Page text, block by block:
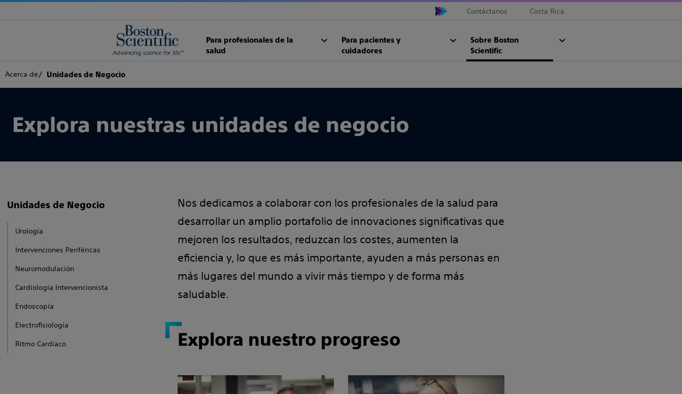
Contáctanos Costa Rica
Para profesionales de la
salud
Para pacientes y
cuidadores
Sobre Boston
Scientific
Acerca de Unidades de Negocio
Explora nuestras unidades de negocio
Unidades de Negocio
Urología
Intervenciones Periféricas
Neuromodulación
Cardiología Intervencionista
Endoscopía
Electrofisiología
Ritmo Cardíaco
Nos dedicamos a colaborar con los profesionales de la salud para
desarrollar un amplio portafolio de innovaciones significativas que
mejoren los resultados, reduzcan los costes, aumenten la
eficiencia y, lo que es más importante, ayuden a más personas en
más lugares del mundo a vivir más tiempo y de forma más
saludable.
Explora nuestro progreso